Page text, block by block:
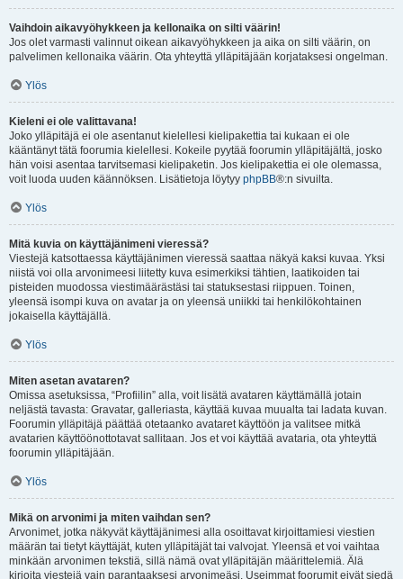
Vaihdoin aikavyöhykkeen ja kellonaika on silti väärin!
Jos olet varmasti valinnut oikean aikavyöhykkeen ja aika on silti väärin, on
palvelimen kellonaika väärin. Ota yhteyttä ylläpitäjään korjataksesi ongelman.
Ylös
Kieleni ei ole valittavana!
Joko ylläpitäjä ei ole asentanut kielellesi kielipakettia tai kukaan ei ole
kääntänyt tätä foorumia kielellesi. Kokeile pyytää foorumin ylläpitäjältä, josko
hän voisi asentaa tarvitsemasi kielipaketin. Jos kielipakettia ei ole olemassa,
voit luoda uuden käännöksen. Lisätietoja löytyy phpBB®:n sivuilta.
Ylös
Mitä kuvia on käyttäjänimeni vieressä?
Viestejä katsottaessa käyttäjänimen vieressä saattaa näkyä kaksi kuvaa. Yksi
niistä voi olla arvonimeesi liitetty kuva esimerkiksi tähtien, laatikoiden tai
pisteiden muodossa viestimäärästäsi tai statuksestasi riippuen. Toinen,
yleensä isompi kuva on avatar ja on yleensä uniikki tai henkilökohtainen
jokaisella käyttäjällä.
Ylös
Miten asetan avataren?
Omissa asetuksissa, “Profiilin” alla, voit lisätä avataren käyttämällä jotain
neljästä tavasta: Gravatar, galleriasta, käyttää kuvaa muualta tai ladata kuvan.
Foorumin ylläpitäjä päättää otetaanko avataret käyttöön ja valitsee mitkä
avatarien käyttöönottotavat sallitaan. Jos et voi käyttää avataria, ota yhteyttä
foorumin ylläpitäjään.
Ylös
Mikä on arvonimi ja miten vaihdan sen?
Arvonimet, jotka näkyvät käyttäjänimesi alla osoittavat kirjoittamiesi viestien
määrän tai tietyt käyttäjät, kuten ylläpitäjät tai valvojat. Yleensä et voi vaihtaa
minkään arvonimen tekstiä, sillä nämä ovat ylläpitäjän määrittelemiä. Älä
kirjoita viestejä vain parantaaksesi arvonimeäsi. Useimmat foorumit eivät siedä